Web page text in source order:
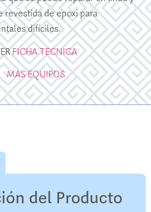
revestida de epoxi para
difíciles.
FICHA TECNICA
MAS EQUIPOS
del Producto